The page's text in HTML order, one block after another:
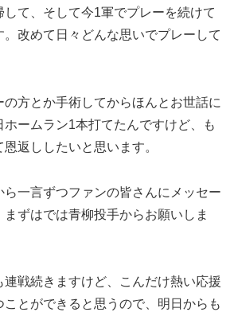
て、そして今1軍でプレーを続けて
改めて日々どんな思いでプレーして
の方とか手術してからほんとお世話に
ホームラン1本打てたんですけど、も
返ししたいと思います。
ら一言ずつファンの皆さんにメッセー
ずはでは青柳投手からお願いしま
連戦続きますけど、こんだけ熱い応援
とができると思うので、明日からも